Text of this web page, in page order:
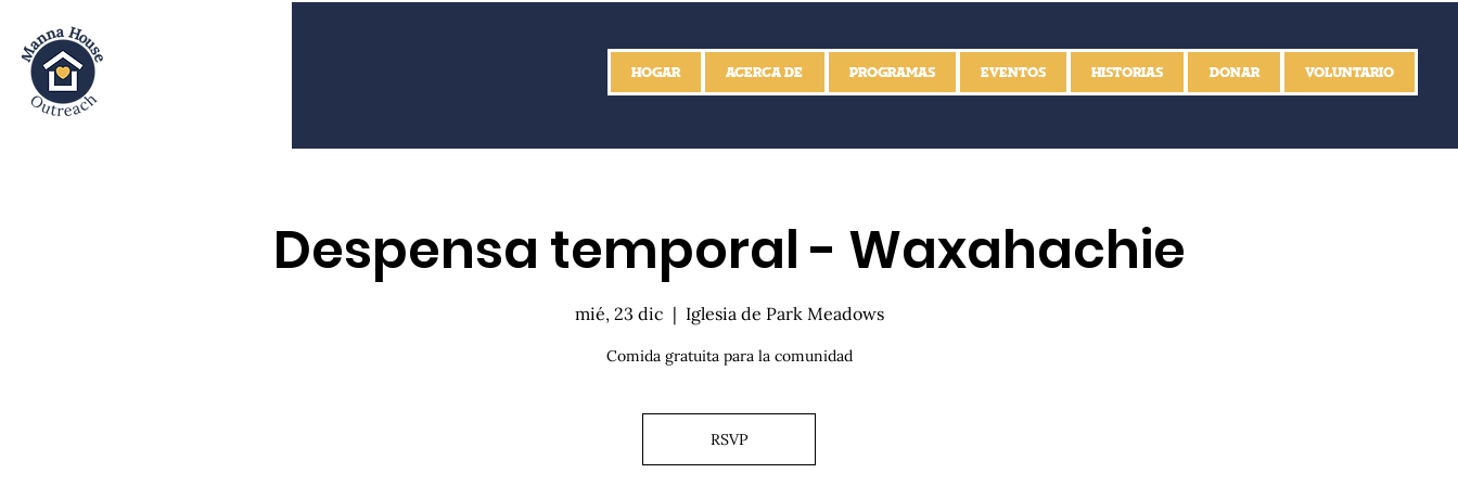
HOGAR ACERCA DE PROGRAMAS EVENTOS HISTORIAS DONAR VOLUNTARIO
Despensa temporal - Waxahachie
mié, 23 dic
  |
Iglesia de Park Meadows
Comida gratuita para la comunidad
RSVP